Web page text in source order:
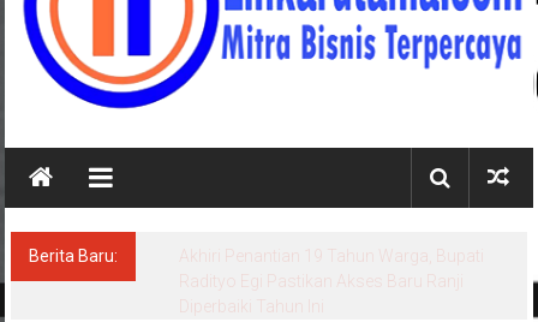
LINKARUTAMA.COM
Mitra
Terpercaya
Berita Baru:
Akhiri Penantian 19 Tahun Warga, Bupati
Radityo Egi Pastikan Akses Baru Ranji
Diperbaiki Tahun Ini